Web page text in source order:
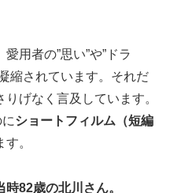
用者の”思い”や”ドラ
縮されています。それだ
げなく言及しています。
ショートフィルム（短編
。
時82歳の北川さん。